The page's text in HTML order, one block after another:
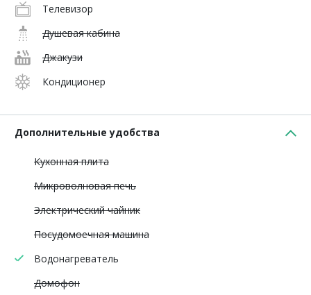
Телевизор
Душевая кабина
Джакузи
Кондиционер
Дополнительные удобства
Кухонная плита
Микроволновая печь
Электрический чайник
Посудомоечная машина
Водонагреватель
Домофон